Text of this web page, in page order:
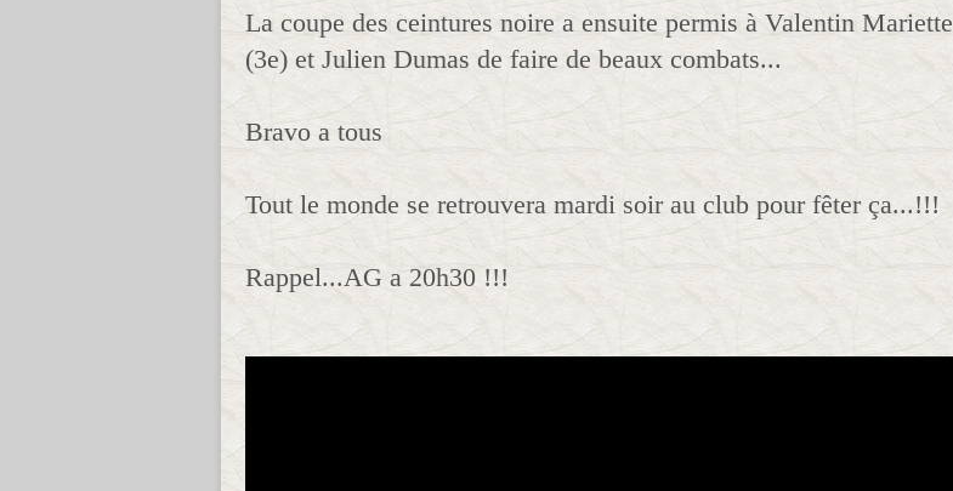
La coupe des ceintures noire a ensuite permis à Valentin Mariette
(3e) et Julien Dumas de faire de beaux combats...
Bravo a tous
Tout le monde se retrouvera mardi soir au club pour fêter ça...!!!
Rappel...AG a 20h30 !!!